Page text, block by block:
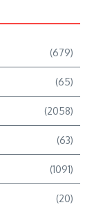
(679)
(65)
(2058)
(63)
(1091)
(20)